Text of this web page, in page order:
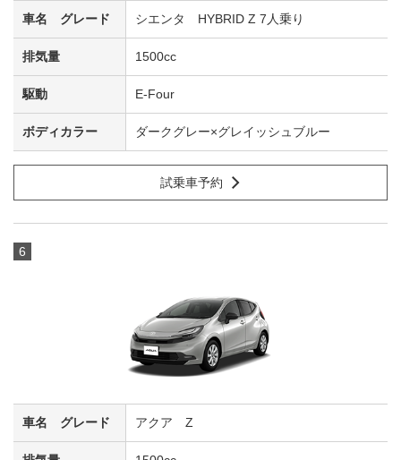
シエンタ HYBRID Z 7人乗り
1500cc
E-Four
ダークグレー×グレイッシュブルー
試乗車予約
6
アクア Z